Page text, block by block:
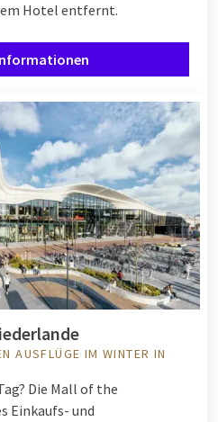
Hotel entfernt.
AUSFLÜGE IM WINTER IN
Die Mall of the
Einkaufs- und